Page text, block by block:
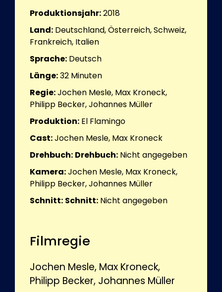
Produktionsjahr:2018
Land: Deutschland, Österreich, Schweiz,
Frankreich, Italien
Sprache: Deutsch
Länge:32 Minuten
Regie:Jochen Mesle, Max Kroneck,
Philipp Becker, Johannes Müller
Produktion: El Flamingo
Cast:Jochen Mesle, Max Kroneck
Drehbuch: Drehbuch: Nicht angegeben
Kamera:Jochen Mesle, Max Kroneck,
Philipp Becker, Johannes Müller
Schnitt: Schnitt: Nicht angegeben
Filmregie
Jochen Mesle, Max Kroneck,
Philipp Becker, Johannes Müller